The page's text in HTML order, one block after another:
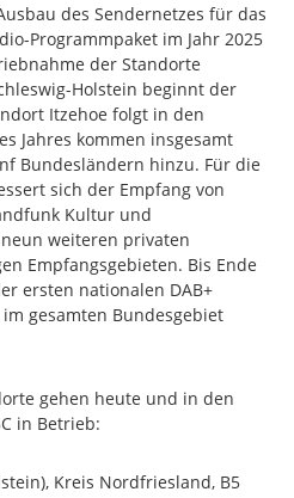
des Sendernetzes für das
Programmpaket im Jahr 2025
der Standorte
Holstein beginnt der
Itzehoe folgt in den
Jahres kommen insgesamt
Bundesländern hinzu. Für die
sich der Empfang von
Kultur und
weiteren privaten
Empfangsgebieten. Bis Ende
ersten nationalen DAB+
gesamten Bundesgebiet
gehen heute und in den
in Betrieb:
Kreis Nordfriesland, B5